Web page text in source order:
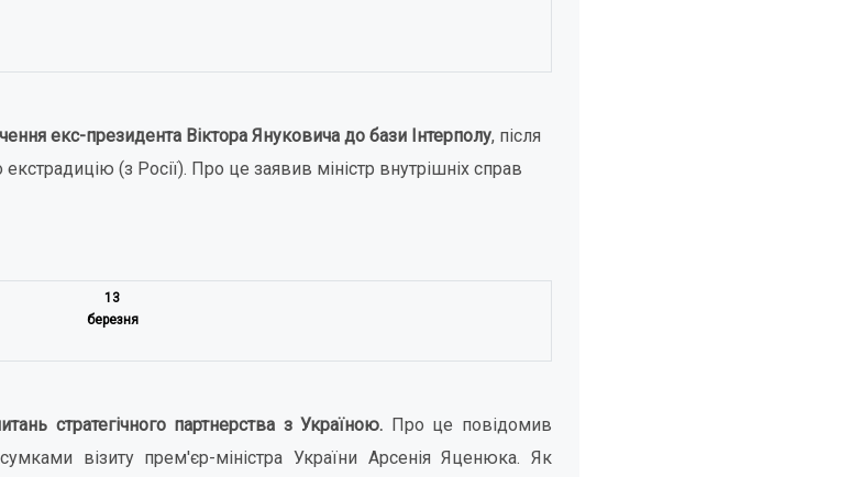
екс-президента Віктора Януковича до бази Інтерполу, після
(з Росії). Про це заявив міністр внутрішніх справ
13
березня
стратегічного партнерства з Україною. Про це повідомив
візиту прем'єр-міністра України Арсенія Яценюка. Як